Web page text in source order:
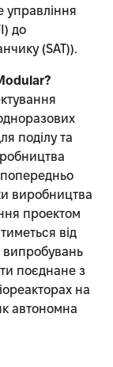
управління
до
(SAT)).
поділу та
виробництва
проектом
від
випробувань
поєднане з
на
автономна